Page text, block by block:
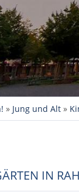
» Jung und Alt »
IN